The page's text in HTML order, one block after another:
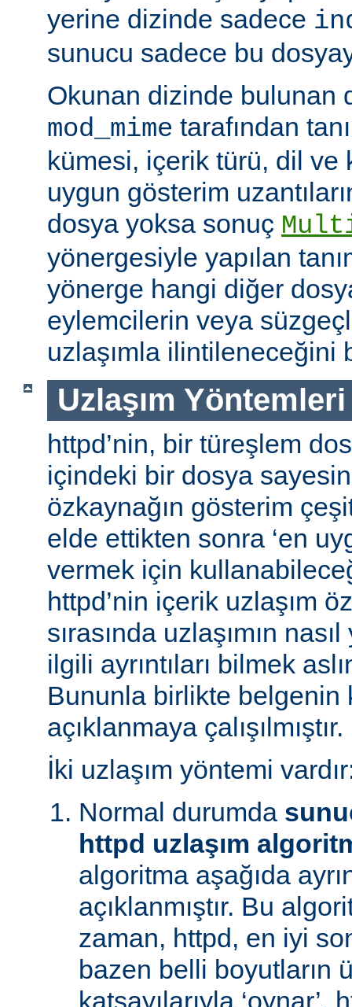
yerine dizinde sadece
sunucu sadece bu
Okunan dizinde bulunan
mod_mime tarafından
kümesi, içerik türü, dil ve
uygun gösterim
dosya yoksa sonuç
yönergesiyle yapılan
yönerge hangi diğer
eylemcilerin veya
uzlaşımla ilintileneceğini
Uzlaşım Yöntemleri
httpd’nin, bir türeşlem
içindeki bir dosya
özkaynağın gösterim
elde ettikten sonra ‘en
vermek için
httpd’nin içerik uzlaşım
sırasında uzlaşımın
ilgili ayrıntıları bilmek
Bununla birlikte belgenin
açıklanmaya çalışılmıştır.
İki uzlaşım yöntemi
Normal durumda
httpd uzlaşım
algoritma aşağıda
açıklanmıştır. Bu
zaman, httpd, en iyi
bazen belli boyutların
katsayılarıyla ‘oynar’.